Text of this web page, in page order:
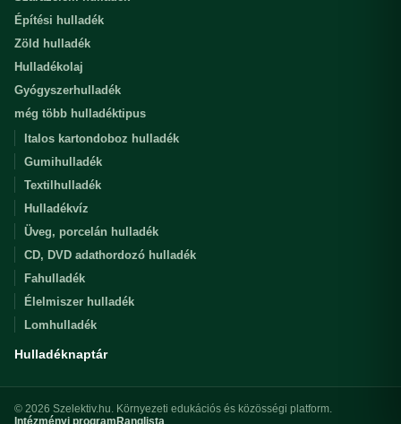
Építési hulladék
Zöld hulladék
Hulladékolaj
Gyógyszerhulladék
még több hulladéktipus
Italos kartondoboz hulladék
Gumihulladék
Textilhulladék
Hulladékvíz
Üveg, porcelán hulladék
CD, DVD adathordozó hulladék
Fahulladék
Élelmiszer hulladék
Lomhulladék
Hulladéknaptár
© 2026 Szelektiv.hu. Környezeti edukációs és közösségi platform.